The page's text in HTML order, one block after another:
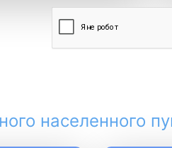
населенного